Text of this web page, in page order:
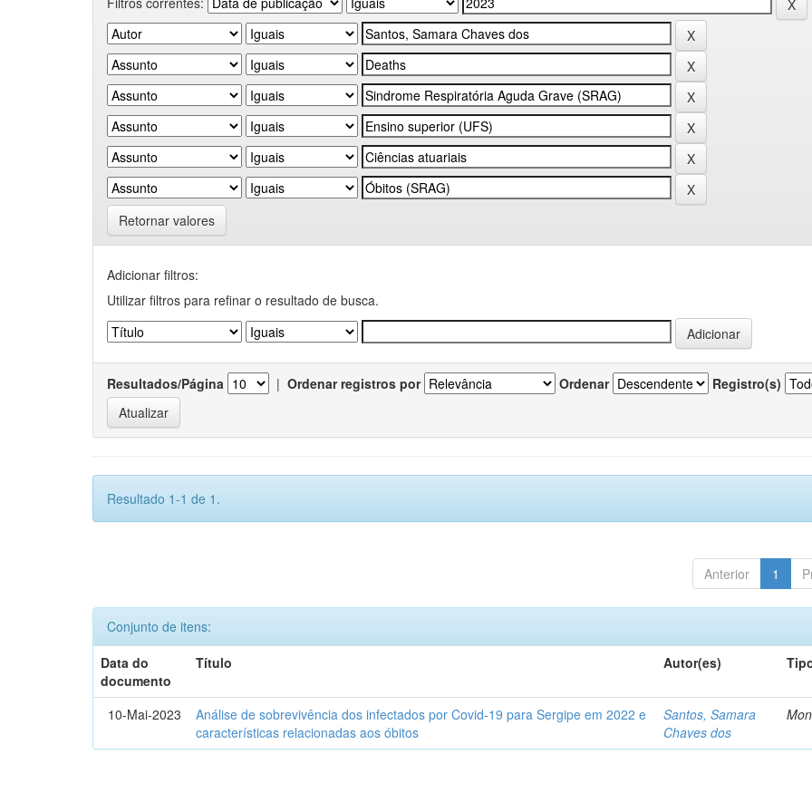
Retornar valores
Adicionar filtros:
Utilizar filtros para refinar o resultado de busca.
Resultados/Página | Ordenar registros por Ordenar Registro(s)
Resultado 1-1 de 1.
Anterior 1
Conjunto de itens:
Data do
documento
Título Autor(es)
10-Mai-2023
Análise de sobrevivência dos infectados por Covid-19 para Sergipe em 2022 e
características relacionadas aos óbitos
Santos, Samara
Chaves dos